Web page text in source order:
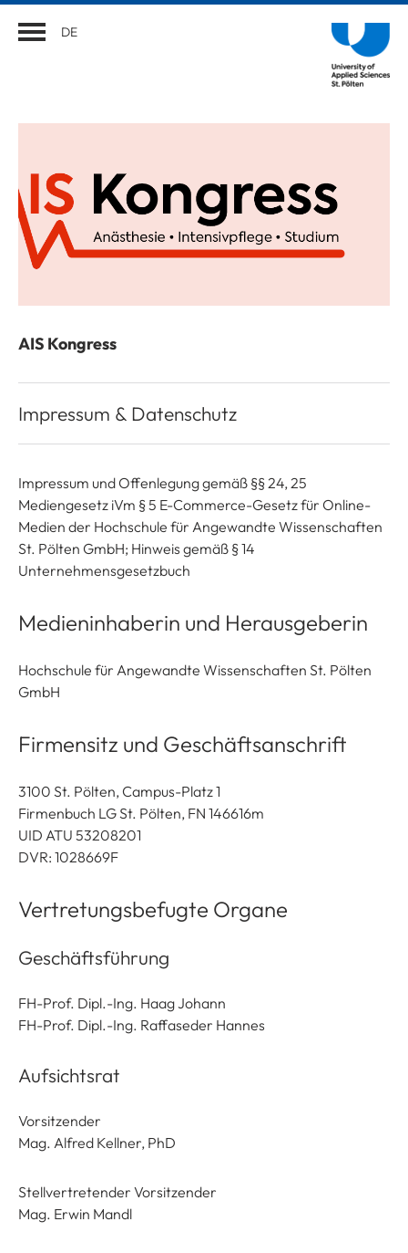
DE
AIS Kongress
Impressum & Datenschutz
Impressum und Offenlegung gemäß §§ 24, 25
Mediengesetz iVm § 5 E-Commerce-Gesetz für Online-
Medien der Hochschule für Angewandte Wissenschaften
St. Pölten GmbH; Hinweis gemäß § 14
Unternehmensgesetzbuch
Medieninhaberin und Herausgeberin
Hochschule für Angewandte Wissenschaften St. Pölten
GmbH
Firmensitz und Geschäftsanschrift
3100 St. Pölten, Campus-Platz 1
Firmenbuch LG St. Pölten, FN 146616m
UID ATU 53208201
DVR: 1028669F
Vertretungsbefugte Organe
Geschäftsführung
FH-Prof. Dipl.-Ing. Haag Johann
FH-Prof. Dipl.-Ing. Raffaseder Hannes
Aufsichtsrat
Vorsitzender
Mag. Alfred Kellner, PhD
Stellvertretender Vorsitzender
Mag. Erwin Mandl